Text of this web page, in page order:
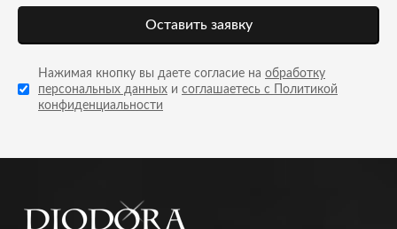
Оставить заявку
Нажимая кнопку вы даете согласие на обработку
персональных данных и соглашаетесь с Политикой
конфиденциальности